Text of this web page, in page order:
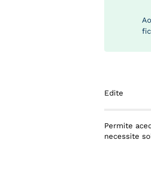
Edite
Permite
necessite